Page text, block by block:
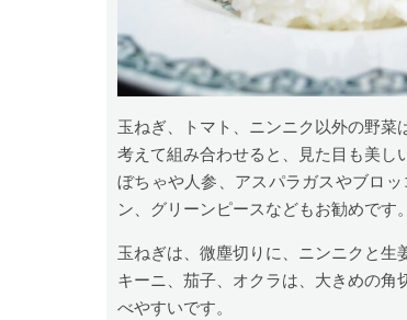
玉ねぎ、トマト、ニンニク以外の野
考えて組み合わせると、見た目も美し
ぼちゃや人参、アスパラガスやブロ
ン、グリーンピースなどもお勧めです。
玉ねぎは、微塵切りに、ニンニクと
キーニ、茄子、オクラは、大きめの
べやすいです。